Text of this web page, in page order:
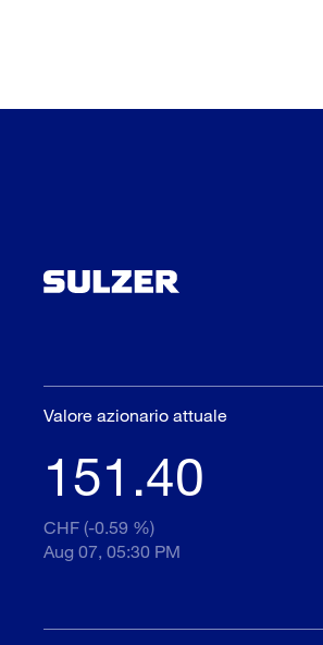
Valore azionario attuale
151.40
CHF (-0.59 %)
Aug 07, 05:30 PM